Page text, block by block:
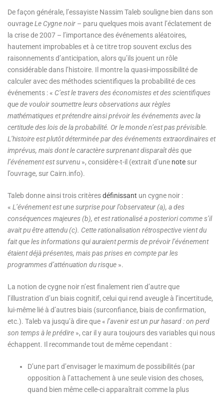
De façon générale, l’essayiste Nassim Taleb souligne bien dans son
ouvrageLe Cygne noir – paru quelques mois avant l’éclatement de
la crise de 2007 – l’importance des événements aléatoires,
hautement improbables et à ce titre trop souvent exclus des
raisonnements d’anticipation, alors qu’ils jouent un rôle
considérable dans l’histoire. Il montre la quasi-impossibilité de
calculer avec des méthodes scientifiques la probabilité de ces
événements : « C’est le travers des économistes et des scientifiques
que de vouloir soumettre leurs observations aux règles
mathématiques et prétendre ainsi prévoir les événements avec la
certitude des lois de la probabilité. Or le monde n’est pas prévisible.
L’histoire est plutôt déterminée par des événements extraordinaires et
imprévus, mais dont le caractère surprenant disparaît dès que
l’événement est survenu », considère-t-il (extrait d’une note sur
l’ouvrage, sur Cairn.info).
Taleb donne ainsi trois critèresdéfinissant un cygne noir :
« L’événement est une surprise pour l’observateur (a), a des
conséquences majeures (b), et est rationalisé a posteriori comme s’il
avait pu être attendu (c). Cette rationalisation rétrospective vient du
fait que les informations qui auraient permis de prévoir l’événement
étaient déjà présentes, mais pas prises en compte par les
programmes d’atténuation du risque ».
La notion de cygne noir n’est finalement rien d’autre que
l’illustration d’un biais cognitif, celui qui rend aveugle à l’incertitude,
lui-même lié à d’autres biais (surconfiance, biais de confirmation,
etc.). Taleb va jusqu’à dire que « l’avenir est un pur hasard : on perd
son temps à le prédire », car il y aura toujours des variables qui nous
échappent. Il recommande tout de même cependant :
D’une part d’envisager le maximum de possibilités (par
opposition à l’attachement à une seule vision des choses,
quand bien même celle-ci apparaîtrait comme la plus